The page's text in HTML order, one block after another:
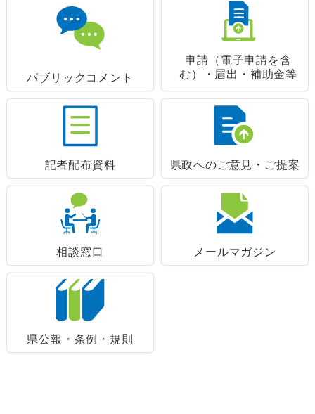
パブリックコメント
申請（電子申請を含
む）・ 届出・補助金等
記者配布資料 県政へのご意見・ご提案
相談窓口 メールマガジン
県公報・条例・規則